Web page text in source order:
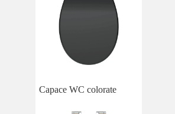
Capace WC colorate